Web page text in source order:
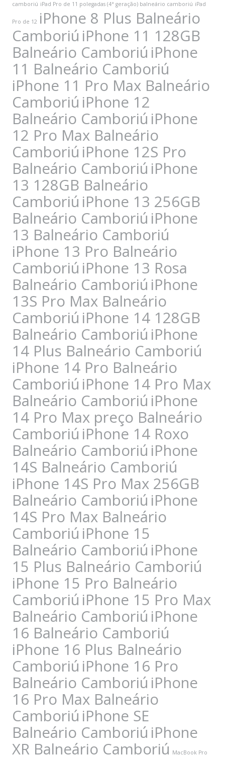
camboriú iPad Pro de 11 polegadas (4ª geração) balneário camboriú iPad
Pro de 12 iPhone 8 Plus Balneário
Camboriú iPhone 11 128GB
Balneário Camboriú iPhone
11 Balneário Camboriú
iPhone 11 Pro Max Balneário
Camboriú iPhone 12
Balneário Camboriú iPhone
12 Pro Max Balneário
Camboriú iPhone 12S Pro
Balneário Camboriú iPhone
13 128GB Balneário
Camboriú iPhone 13 256GB
Balneário Camboriú iPhone
13 Balneário Camboriú
iPhone 13 Pro Balneário
Camboriú iPhone 13 Rosa
Balneário Camboriú iPhone
13S Pro Max Balneário
Camboriú iPhone 14 128GB
Balneário Camboriú iPhone
14 Plus Balneário Camboriú
iPhone 14 Pro Balneário
Camboriú iPhone 14 Pro Max
Balneário Camboriú iPhone
14 Pro Max preço Balneário
Camboriú iPhone 14 Roxo
Balneário Camboriú iPhone
14S Balneário Camboriú
iPhone 14S Pro Max 256GB
Balneário Camboriú iPhone
14S Pro Max Balneário
Camboriú iPhone 15
Balneário Camboriú iPhone
15 Plus Balneário Camboriú
iPhone 15 Pro Balneário
Camboriú iPhone 15 Pro Max
Balneário Camboriú iPhone
16 Balneário Camboriú
iPhone 16 Plus Balneário
Camboriú iPhone 16 Pro
Balneário Camboriú iPhone
16 Pro Max Balneário
Camboriú iPhone SE
Balneário Camboriú iPhone
XR Balneário Camboriú MacBook Pro